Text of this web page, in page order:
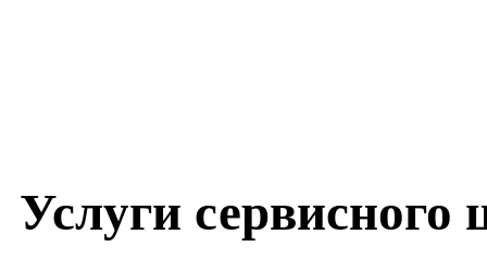
Услуги сервисного